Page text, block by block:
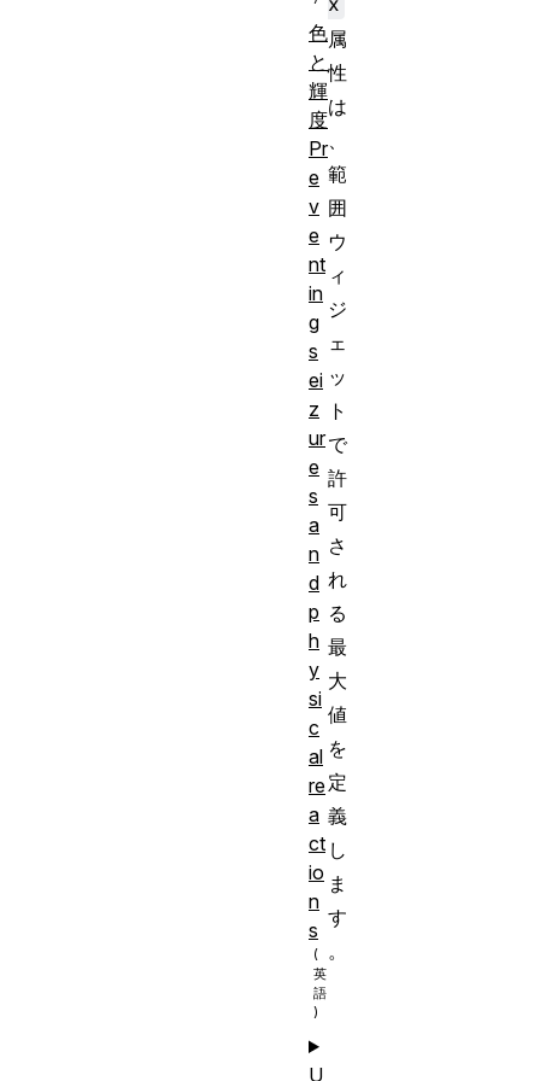
属
性
は
、
範
囲
ウ
ィ
ジ
ェ
ッ
ト
で
許
可
さ
れ
る
最
大
値
を
定
義
し
ま
す
。
色
と
輝
度
Pr
e
v
e
nt
in
g
s
ei
z
ur
e
s
a
n
d
p
h
y
si
c
al
re
a
ct
io
n
s
U